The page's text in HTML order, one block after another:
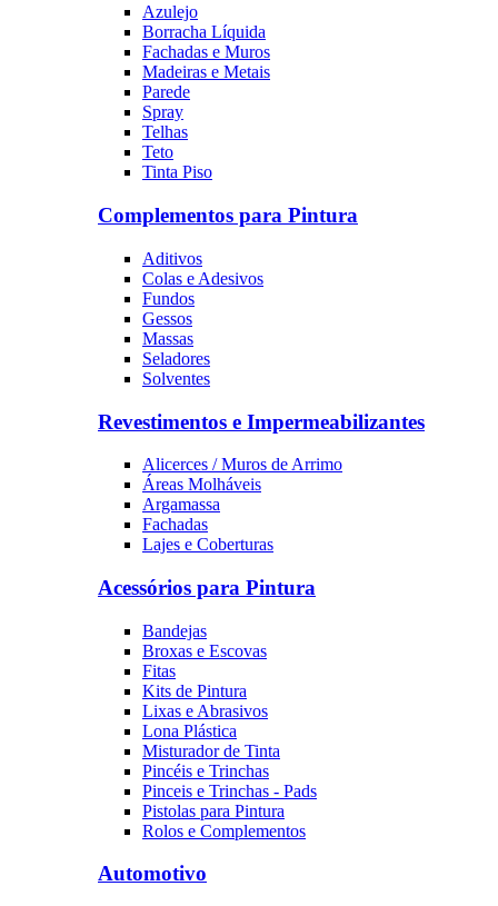
Azulejo
Borracha Líquida
Fachadas e Muros
Madeiras e Metais
Parede
Spray
Telhas
Teto
Tinta Piso
Complementos para Pintura
Aditivos
Colas e Adesivos
Fundos
Gessos
Massas
Seladores
Solventes
Revestimentos e Impermeabilizantes
Alicerces / Muros de Arrimo
Áreas Molháveis
Argamassa
Fachadas
Lajes e Coberturas
Acessórios para Pintura
Bandejas
Broxas e Escovas
Fitas
Kits de Pintura
Lixas e Abrasivos
Lona Plástica
Misturador de Tinta
Pincéis e Trinchas
Pinceis e Trinchas - Pads
Pistolas para Pintura
Rolos e Complementos
Automotivo